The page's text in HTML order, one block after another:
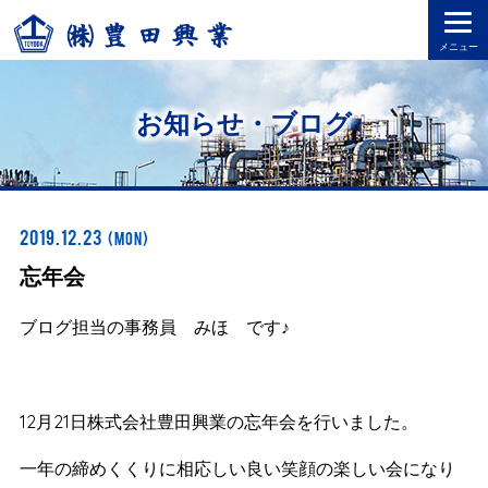
お知らせ・ブログ
2019.12.23 (Mon)
忘年会
ブログ担当の事務員 みほ です♪
12月21日株式会社豊田興業の忘年会を行いました。
一年の締めくくりに相応しい良い笑顔の楽しい会になり